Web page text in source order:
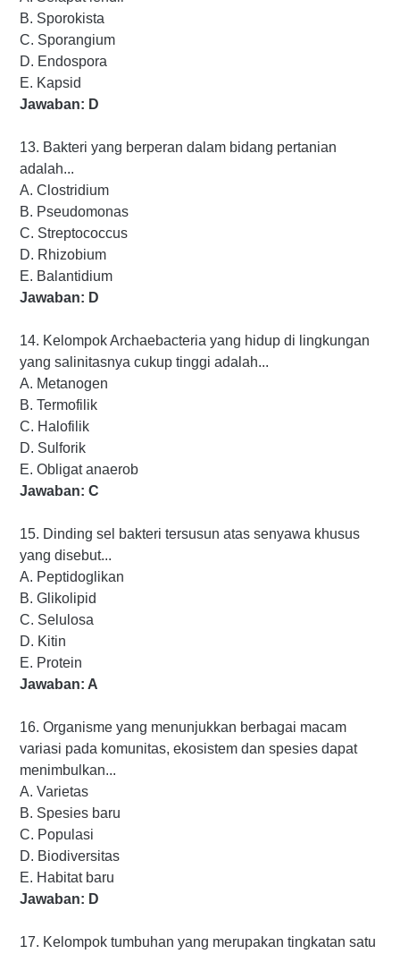
B. Sporokista
C. Sporangium
D. Endospora
E. Kapsid
Jawaban: D
13. Bakteri yang berperan dalam bidang pertanian
adalah...
A. Clostridium
B. Pseudomonas
C. Streptococcus
D. Rhizobium
E. Balantidium
Jawaban: D
14. Kelompok Archaebacteria yang hidup di lingkungan
yang salinitasnya cukup tinggi adalah...
A. Metanogen
B. Termofilik
C. Halofilik
D. Sulforik
E. Obligat anaerob
Jawaban: C
15. Dinding sel bakteri tersusun atas senyawa khusus
yang disebut...
A. Peptidoglikan
B. Glikolipid
C. Selulosa
D. Kitin
E. Protein
Jawaban: A
16. Organisme yang menunjukkan berbagai macam
variasi pada komunitas, ekosistem dan spesies dapat
menimbulkan...
A. Varietas
B. Spesies baru
C. Populasi
D. Biodiversitas
E. Habitat baru
Jawaban: D
17. Kelompok tumbuhan yang merupakan tingkatan satu